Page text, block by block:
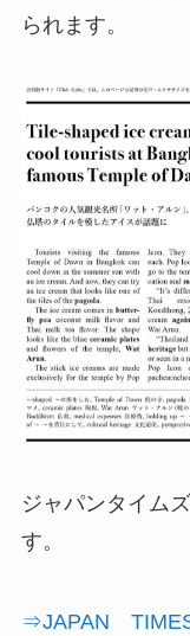
られます。
ジャパンタイム
す。
⇒JAPAN TIMES